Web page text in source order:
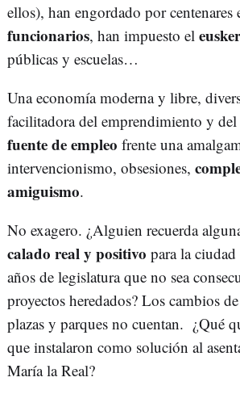
ellos), han engordado por centenares
funcionarios, han impuesto el
públicas y escuelas…
Una economía moderna y libre,
facilitadora del emprendimiento y
fuente de empleo frente una
intervencionismo, obsesiones,
amiguismo.
No exagero. ¿Alguien recuerda
calado real y positivo para la ciudad
años de legislatura que no sea
proyectos heredados? Los cambios
plazas y parques no cuentan. ¿Qué
que instalaron como solución al
María la Real?